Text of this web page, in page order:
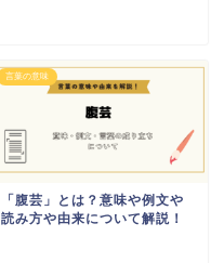
言葉の意味
「腹芸」とは？意味や例文や
読み方や由来について解説！